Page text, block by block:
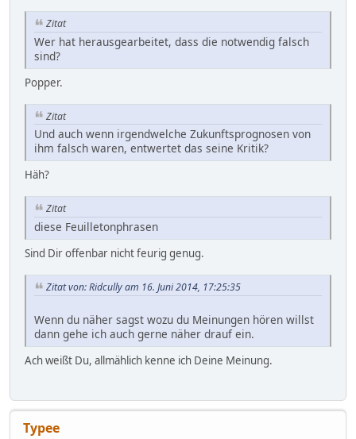
Zitat
Wer hat herausgearbeitet, dass die notwendig falsch
sind?
Popper.
Zitat
Und auch wenn irgendwelche Zukunftsprognosen von
ihm falsch waren, entwertet das seine Kritik?
Häh?
Zitat
diese Feuilletonphrasen
Sind Dir offenbar nicht feurig genug.
Zitat von: Ridcully am 16. Juni 2014, 17:25:35
Wenn du näher sagst wozu du Meinungen hören willst
dann gehe ich auch gerne näher drauf ein.
Ach weißt Du, allmählich kenne ich Deine Meinung.
Typee